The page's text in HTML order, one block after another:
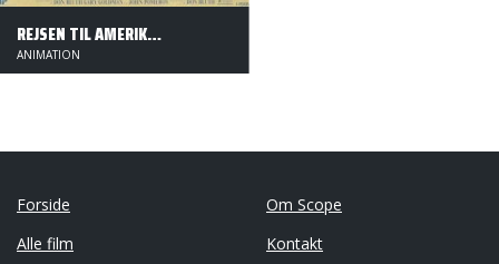
REJSEN TIL AMERIKA - DANSK TALE
ANIMATION
Forside
Alle film
Om Scope
Kontakt